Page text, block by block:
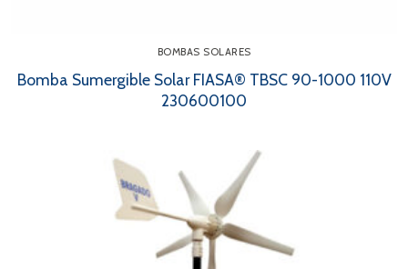
BOMBAS SOLARES
Bomba Sumergible Solar FIASA® TBSC 90-1000 110V
230600100